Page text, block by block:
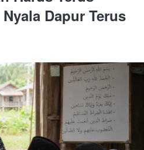
Dapur Terus